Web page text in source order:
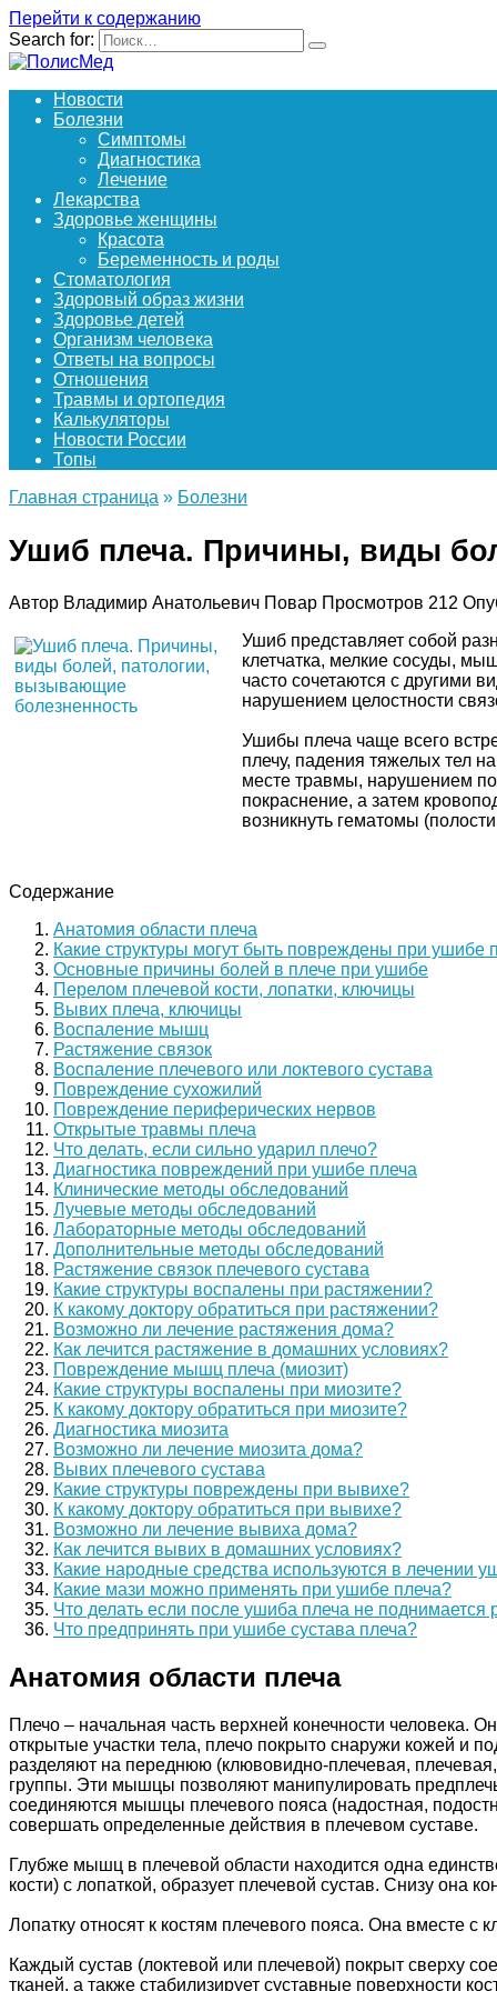
Перейти к содержанию
Search for:
Новости
Болезни
Симптомы
Диагностика
Лечение
Лекарства
Здоровье женщины
Красота
Беременность и роды
Стоматология
Здоровый образ жизни
Здоровье детей
Организм человека
Ответы на вопросы
Отношения
Травмы и ортопедия
Калькуляторы
Новости России
Топы
Главная страница » Болезни
Ушиб плеча. Причины, виды
Автор Владимир Анатольевич Повар Просмотров 212
Ушиб представляет собой
клетчатка, мелкие сосуды,
часто сочетаются с другими
нарушением целостности
Ушибы плеча чаще всего
плечу, падения тяжелых тел
месте травмы, нарушением
покраснение, а затем
возникнуть гематомы
Содержание
Анатомия области плеча
Какие структуры могут быть повреждены при ушибе
Основные причины болей в плече при ушибе
Перелом плечевой кости, лопатки, ключицы
Вывих плеча, ключицы
Воспаление мышц
Растяжение связок
Воспаление плечевого или локтевого сустава
Повреждение сухожилий
Повреждение периферических нервов
Открытые травмы плеча
Что делать, если сильно ударил плечо?
Диагностика повреждений при ушибе плеча
Клинические методы обследований
Лучевые методы обследований
Лабораторные методы обследований
Дополнительные методы обследований
Растяжение связок плечевого сустава
Какие структуры воспалены при растяжении?
К какому доктору обратиться при растяжении?
Возможно ли лечение растяжения дома?
Как лечится растяжение в домашних условиях?
Повреждение мышц плеча (миозит)
Какие структуры воспалены при миозите?
К какому доктору обратиться при миозите?
Диагностика миозита
Возможно ли лечение миозита дома?
Вывих плечевого сустава
Какие структуры повреждены при вывихе?
К какому доктору обратиться при вывихе?
Возможно ли лечение вывиха дома?
Как лечится вывих в домашних условиях?
Какие народные средства используются в лечении
Какие мази можно применять при ушибе плеча?
Что делать если после ушиба плеча не поднимается
Что предпринять при ушибе сустава плеча?
Анатомия области плеча
Плечо – начальная часть верхней конечности человека.
открытые участки тела, плечо покрыто снаружи кожей и
разделяют на переднюю (клювовидно-плечевая,
группы. Эти мышцы позволяют манипулировать
соединяются мышцы плечевого пояса (надостная,
совершать определенные действия в плечевом суставе.
Глубже мышц в плечевой области находится одна
кости) с лопаткой, образует плечевой сустав. Снизу она
Лопатку относят к костям плечевого пояса. Она вместе с
Каждый сустав (локтевой или плечевой) покрыт сверху
тканей, а также стабилизирует суставные поверхности